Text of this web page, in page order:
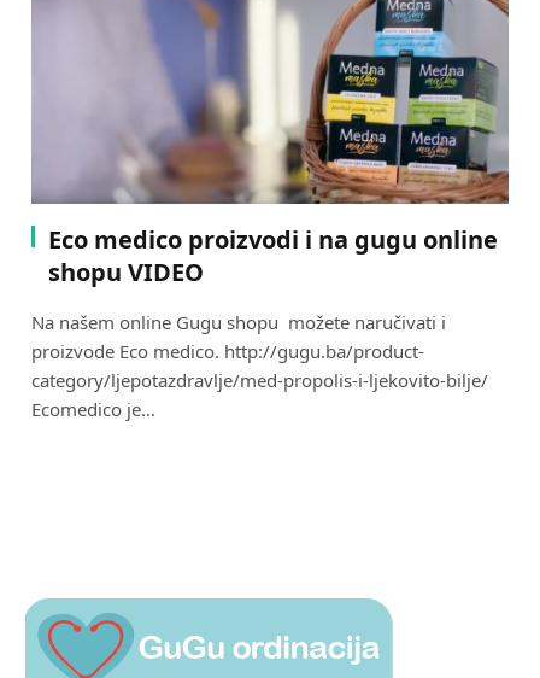
Eco medico proizvodi i na gugu online
shopu VIDEO
Na našem online Gugu shopu možete naručivati i
proizvode Eco medico. http://gugu.ba/product-
category/ljepotazdravlje/med-propolis-i-ljekovito-bilje/
Ecomedico je…